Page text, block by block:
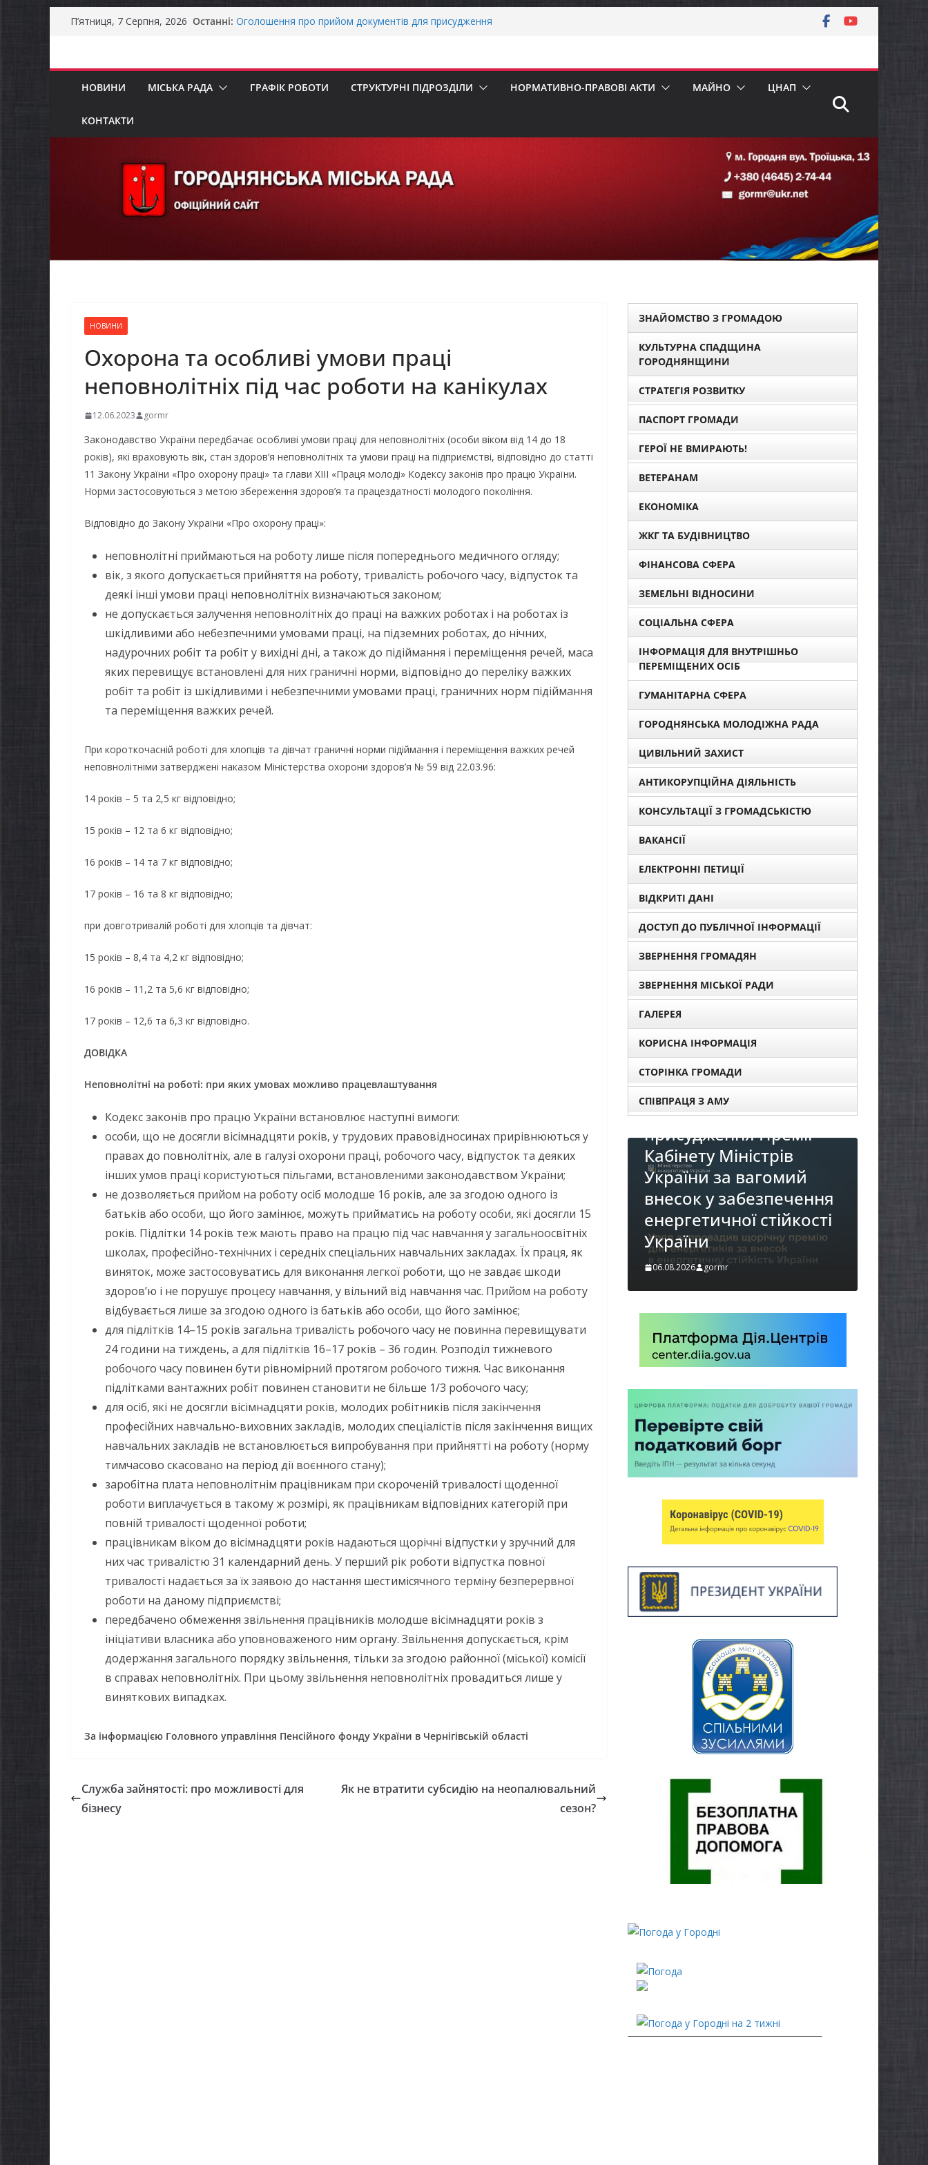
Перейти
П’ятниця, 7 Серпня, 2026 Останні: Оголошення про прийом документів для присудження
бізнесу»
НОВИНИ МІСЬКА РАДА ГРАФІК РОБОТИ СТРУКТУРНІ ПІДРОЗДІЛИ НОРМАТИВНО-ПРАВОВІ АКТИ МАЙНО ЦНАП
КОНТАКТИ
НОВИНИ
Охорона та особливі умови праці
неповнолітніх під час роботи на канікулах
12.06.2023 gormr
Законодавство України передбачає особливі умови праці для неповнолітніх (особи віком від 14 до 18
років), які враховують вік, стан здоров’я неповнолітніх та умови праці на підприємстві, відповідно до статті
11 Закону України «Про охорону праці» та глави ХІІІ «Праця молоді» Кодексу законів про працю України.
Норми застосовуються з метою збереження здоров’я та працездатності молодого покоління.
Відповідно до Закону України «Про охорону праці»:
неповнолітні приймаються на роботу лише після попереднього медичного огляду;
вік, з якого допускається прийняття на роботу, тривалість робочого часу, відпусток та
деякі інші умови праці неповнолітніх визначаються законом;
не допускається залучення неповнолітніх до праці на важких роботах і на роботах із
шкідливими або небезпечними умовами праці, на підземних роботах, до нічних,
надурочних робіт та робіт у вихідні дні, а також до підіймання і переміщення речей, маса
яких перевищує встановлені для них граничні норми, відповідно до переліку важких
робіт та робіт із шкідливими і небезпечними умовами праці, граничних норм підіймання
та переміщення важких речей.
При короткочасній роботі для хлопців та дівчат граничні норми підіймання і переміщення важких речей
неповнолітніми затверджені наказом Міністерства охорони здоров’я № 59 від 22.03.96:
14 років – 5 та 2,5 кг відповідно;
15 років – 12 та 6 кг відповідно;
16 років – 14 та 7 кг відповідно;
17 років – 16 та 8 кг відповідно;
при довготривалій роботі для хлопців та дівчат:
15 років – 8,4 та 4,2 кг відповідно;
16 років – 11,2 та 5,6 кг відповідно;
17 років – 12,6 та 6,3 кг відповідно.
ДОВІДКА
Неповнолітні на роботі: при яких умовах можливо працевлаштування
Кодекс законів про працю України встановлює наступні вимоги:
особи, що не досягли вісімнадцяти років, у трудових правовідносинах прирівнюються у
правах до повнолітніх, але в галузі охорони праці, робочого часу, відпусток та деяких
інших умов праці користуються пільгами, встановленими законодавством України;
не дозволяється прийом на роботу осіб молодше 16 років, але за згодою одного із
батьків або особи, що його замінює, можуть прийматись на роботу особи, які досягли 15
років. Підлітки 14 років теж мають право на працю під час навчання у загальноосвітніх
школах, професійно-технічних і середніх спеціальних навчальних закладах. Їх праця, як
виняток, може застосовуватись для виконання легкої роботи, що не завдає шкоди
здоров’ю і не порушує процесу навчання, у вільний від навчання час. Прийом на роботу
відбувається лише за згодою одного із батьків або особи, що його замінює;
для підлітків 14–15 років загальна тривалість робочого часу не повинна перевищувати
24 години на тиждень, а для підлітків 16–17 років – 36 годин. Розподіл тижневого
робочого часу повинен бути рівномірний протягом робочого тижня. Час виконання
підлітками вантажних робіт повинен становити не більше 1/3 робочого часу;
для осіб, які не досягли вісімнадцяти років, молодих робітників після закінчення
професійних навчально-виховних закладів, молодих спеціалістів після закінчення вищих
навчальних закладів не встановлюється випpoбyвaння при прийнятті на роботу (норму
тимчасово скасовано на період дії воєнного стану);
заробітна плата неповнолітнім працівникам при скороченій тривалості щоденної
роботи виплачується в такому ж розмірі, як працівникам відповідних категорій при
повній тривалості щоденної роботи;
працівникам віком до вісімнадцяти років надаються щорічні відпустки у зручний для
них час тривалістю 31 календарний день. У перший рік роботи відпустка повної
тривалості надається за їх заявою до настання шестимісячного терміну безперервної
роботи на даному підприємстві;
передбачено обмеження звільнення працівників молодше вісімнадцяти років з
ініціативи власника або уповноваженого ним органу. Звільнення допускається, крім
додержання загального порядку звільнення, тільки за згодою районної (міської) комісії
в справах неповнолітніх. При цьому звільнення неповнолітніх провадиться лише у
виняткових випадках.
За інформацією Головного управління Пенсійного фонду України в Чернігівській області
Служба зайнятості: про можливості для
бізнесу
Як не втратити субсидію на неопалювальний
сезон?
ЗНАЙОМСТВО З ГРОМАДОЮ
КУЛЬТУРНА СПАДЩИНА
ГОРОДНЯНЩИНИ
СТРАТЕГІЯ РОЗВИТКУ
ПАСПОРТ ГРОМАДИ
ГЕРОЇ НЕ ВМИРАЮТЬ!
ВЕТЕРАНАМ
ЕКОНОМІКА
ЖКГ ТА БУДІВНИЦТВО
ФІНАНСОВА СФЕРА
ЗЕМЕЛЬНІ ВІДНОСИНИ
СОЦІАЛЬНА СФЕРА
ІНФОРМАЦІЯ ДЛЯ ВНУТРІШНЬО
ПЕРЕМІЩЕНИХ ОСІБ
ГУМАНІТАРНА СФЕРА
ГОРОДНЯНСЬКА МОЛОДІЖНА РАДА
ЦИВІЛЬНИЙ ЗАХИСТ
АНТИКОРУПЦІЙНА ДІЯЛЬНІСТЬ
КОНСУЛЬТАЦІЇ З ГРОМАДСЬКІСТЮ
ВАКАНСІЇ
ЕЛЕКТРОННІ ПЕТИЦІЇ
ВІДКРИТІ ДАНІ
ДОСТУП ДО ПУБЛІЧНОЇ ІНФОРМАЦІЇ
ЗВЕРНЕННЯ ГРОМАДЯН
ЗВЕРНЕННЯ МІСЬКОЇ РАДИ
ГАЛЕРЕЯ
КОРИСНА ІНФОРМАЦІЯ
СТОРІНКА ГРОМАДИ
СПІВПРАЦЯ З АМУ
Батьки майбутніх
першокласників уже
можуть оформити
«Пакунок школяра»
НОВИНИ
Останніми днями
погода випробовує
жителів громади
справжньою літньою
спекою
прийом документів для
присудження Премії
Кабінету Міністрів
України за вагомий
внесок у забезпечення
енергетичної стійкості
України
06.08.2026 gormr
НОВИНИ
До уваги представників
бізнесу!
06.08.2026 gormr